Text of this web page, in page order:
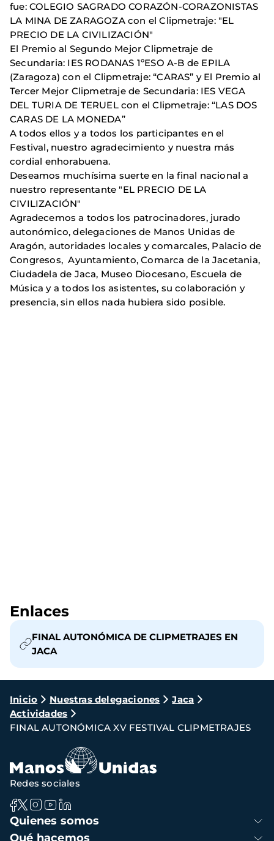
fue: COLEGIO SAGRADO CORAZÓN-CORAZONISTAS
LA MINA DE ZARAGOZA con el Clipmetraje: "EL
PRECIO DE LA CIVILIZACIÓN"
El Premio al Segundo Mejor Clipmetraje de
Secundaria: IES RODANAS 1ºESO A-B de EPILA
(Zaragoza) con el Clipmetraje: “CARAS” y El Premio al
Tercer Mejor Clipmetraje de Secundaria: IES VEGA
DEL TURIA DE TERUEL con el Clipmetraje: “LAS DOS
CARAS DE LA MONEDA”
A todos ellos y a todos los participantes en el
Festival, nuestro agradecimiento y nuestra más
cordial enhorabuena.
Deseamos muchísima suerte en la final nacional a
nuestro representante "EL PRECIO DE LA
CIVILIZACIÓN"
Agradecemos a todos los patrocinadores, jurado
autonómico, delegaciones de Manos Unidas de
Aragón, autoridades locales y comarcales, Palacio de
Congresos, Ayuntamiento, Comarca de la Jacetania,
Ciudadela de Jaca, Museo Diocesano, Escuela de
Música y a todos los asistentes, su colaboración y
presencia, sin ellos nada hubiera sido posible.
Enlaces
FINAL AUTONÓMICA DE CLIPMETRAJES EN
JACA
Ruta
de
navegación
Inicio Nuestras delegaciones
Jaca
Actividades
FINAL AUTONÓMICA XV FESTIVAL CLIPMETRAJES
Navegación
principal
Quienes somos
Qué hacemos
Redes sociales